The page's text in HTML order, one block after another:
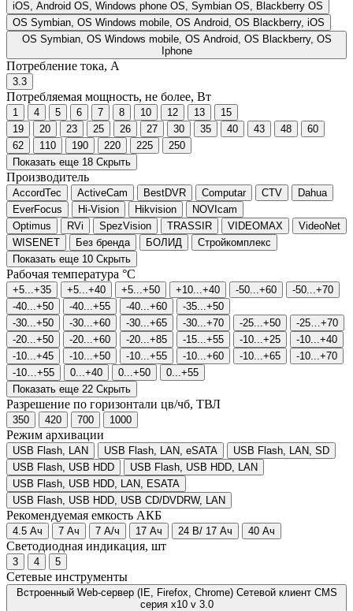
iOS, Android OS, Windows phone OS, Symbian OS, Blackberry OS
ОS Symbian, ОS Windows mobile, ОS Android, ОS Blackberry, iОS
ОS Symbian, ОS Windows mobile, ОS Android, ОS Blackberry, ОS
Iphone
Потребление тока, А
3.3
Потребляемая мощность, не более, Вт
1 4 5 6 7 8 10 12 13
15
19
20 23 25 26 27 30 35 40 43 48
60
62
110 190 220 225
250
Показать еще 18 Скрыть
Производитель
AccordTec ActiveCam BestDVR Computar CTV
Dahua
EverFocus
Hi-Vision Hikvision
NOVIcam
Optimus
RVi SpezVision TRASSIR VIDEOMAX
VideoNet
WISENET
Без бренда БОЛИД
Стройкомплекс
Показать еще 10 Скрыть
Рабочая температура °C
+5...+35 +5...+40 +5...+50 +10...+40 -50...+60
-50...+70
-40...+50
-40...+55 -40...+60
-35...+50
-30...+50
-30...+60 -30...+65 -30...+70 -25...+50
-25…+70
-20...+50
-20...+60 -20...+85 -15...+55 -10...+25
-10...+40
-10...+45
-10...+50 -10...+55 -10...+60 -10...+65
-10...+70
-10…+55
0...+40 0...+50
0...+55
Показать еще 22 Скрыть
Разрешение по горизонтали цв/чб, ТВЛ
350 420 700 1000
Режим архивации
USB Flash, LAN USB Flash, LAN, eSATA
USB Flash, LAN, SD
USB Flash, USB HDD
USB Flash, USB HDD, LAN
USB Flash, USB HDD, LAN, ESATA
USB Flash, USB HDD, USB CD/DVDRW, LAN
Рекомендуемая емкость АКБ
4.5 Ач 7 Ач 7 А/ч 17 Ач 24 В/ 17 Ач 40 Ач
Светодиодная индикация, шт
3 4 5
Сетевые инструменты
Встроенный Web-сервер (IE, Firefox, Chrome) Cетевой клиент CMS
серия x10 v 3.0